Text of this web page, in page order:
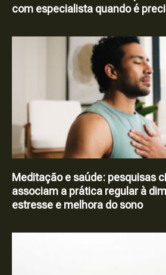
com especialista quando é
Meditação e saúde: pesquisas
associam a prática regular à
estresse e melhora do sono